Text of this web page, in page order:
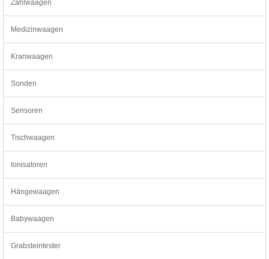
Zählwaagen
Medizinwaagen
Kranwaagen
Sonden
Sensoren
Tischwaagen
Ionisatoren
Hängewaagen
Babywaagen
Grabsteintester